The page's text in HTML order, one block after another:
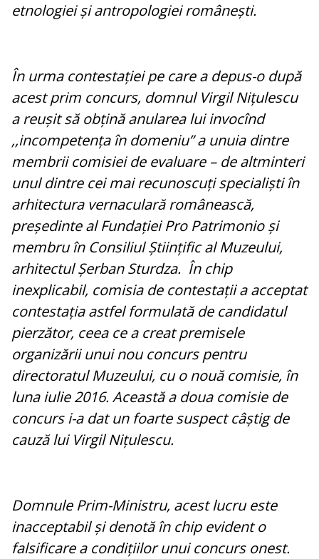
etnologiei și antropologiei românești.
În urma contestației pe care a depus-o după
acest prim concurs, domnul Virgil Nițulescu
a reușit să obțină anularea lui invocînd
,,incompetența în domeniu” a unuia dintre
membrii comisiei de evaluare – de altminteri
unul dintre cei mai recunoscuți specialiști în
arhitectura vernaculară românească,
președinte al Fundației Pro Patrimonio și
membru în Consiliul Științific al Muzeului,
arhitectul Șerban Sturdza. În chip
inexplicabil, comisia de contestații a acceptat
contestația astfel formulată de candidatul
pierzător, ceea ce a creat premisele
organizării unui nou concurs pentru
directoratul Muzeului, cu o nouă comisie, în
luna iulie 2016. Această a doua comisie de
concurs i-a dat un foarte suspect câștig de
cauză lui Virgil Nițulescu.
Domnule Prim-Ministru, acest lucru este
inacceptabil și denotă în chip evident o
falsificare a condițiilor unui concurs onest.